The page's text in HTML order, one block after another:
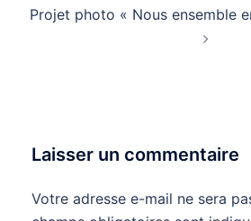
Projet photo « Nous ensemble
Laisser un commentaire
Votre adresse e-mail ne sera